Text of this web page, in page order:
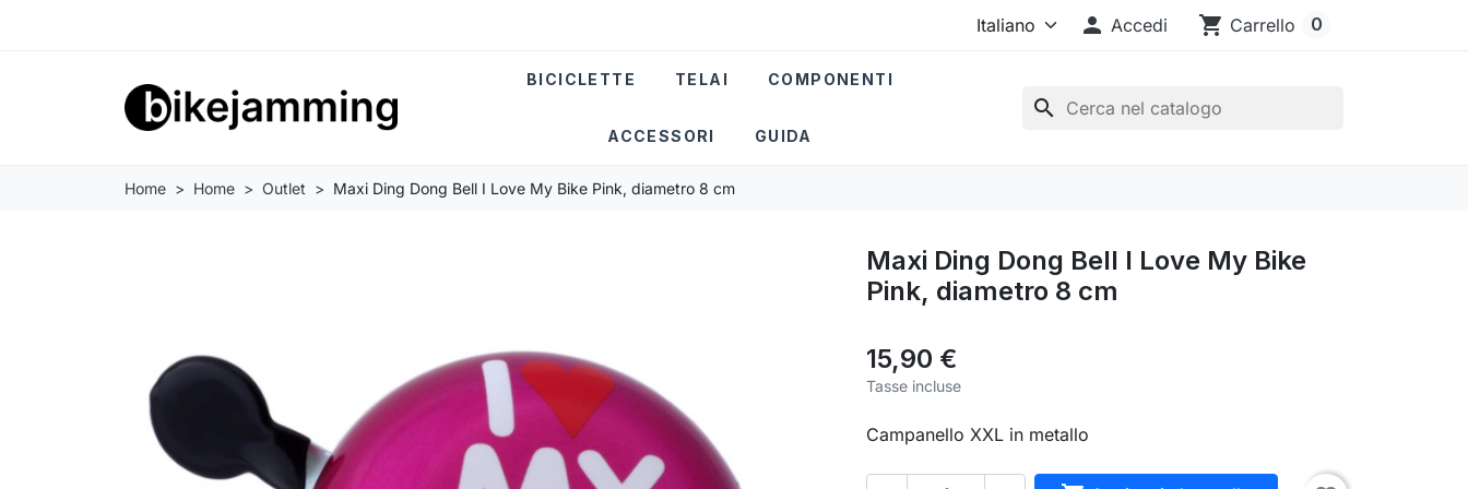
 Accedi shopping_cart Carrello 0
search
BICICLETTE TELAI COMPONENTI
ACCESSORI GUIDA
Home Home Outlet Maxi Ding Dong Bell I Love My Bike Pink, diametro 8 cm
Maxi Ding Dong Bell I Love My Bike
Pink, diametro 8 cm
15,90 €
Tasse incluse
Campanello XXL in metallo